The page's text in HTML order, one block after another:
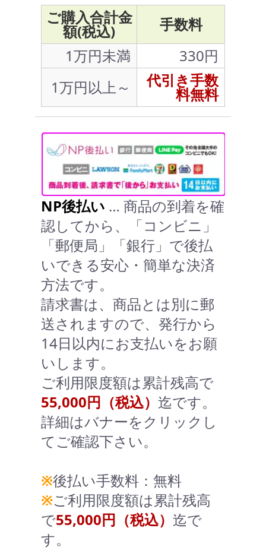
ご購入合計金
額(税込)
手数料
1万円未満
330円
1万円以上～
代引き手数
料無料
NP後払い … 商品の到着を確
認してから、「コンビニ」
「郵便局」「銀行」で後払
いできる安心・簡単な決済
方法です。
請求書は、商品とは別に郵
送されますので、発行から
14日以内にお支払いをお願
いします。
ご利用限度額は累計残高で
55,000円（税込） 迄です。
詳細はバナーをクリックし
てご確認下さい。
※後払い手数料：無料
※ご利用限度額は累計残高
で55,000円（税込） 迄で
す。